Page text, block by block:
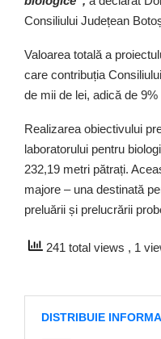
Consiliului Județean
Valoarea totală a
care contribuția
de mii de lei, adică de
Realizarea obiectivului
laboratorului pentru
232,19 metri pătrați.
majore – una destinată
preluării și prelucrării
241 total views , 1
DISTRIBUIE